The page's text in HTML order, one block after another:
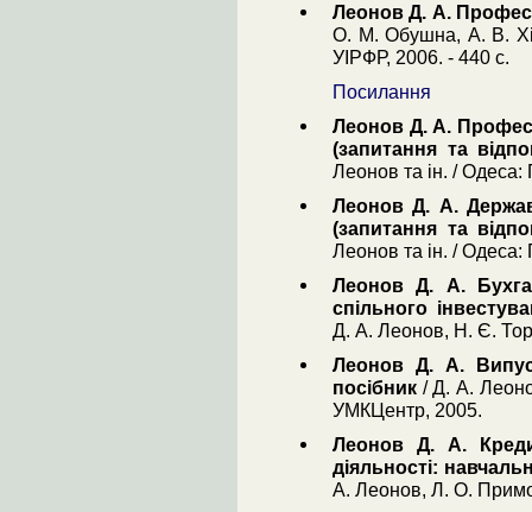
Леонов Д. А.
О. М. Обушна, А. В.
УІРФР, 2006. - 440 с.
Посилання
Леонов Д. А.
(запитання та
Леонов та ін. / Одеса:
Леонов Д. А.
(запитання та
Леонов та ін. / Одеса:
Леонов Д. А.
спільного
Д. А. Леонов, Н. Є.
Леонов Д. А.
посібник / Д. А.
УМКЦентр, 2005.
Леонов Д. А.
діяльності:
А. Леонов, Л. О.